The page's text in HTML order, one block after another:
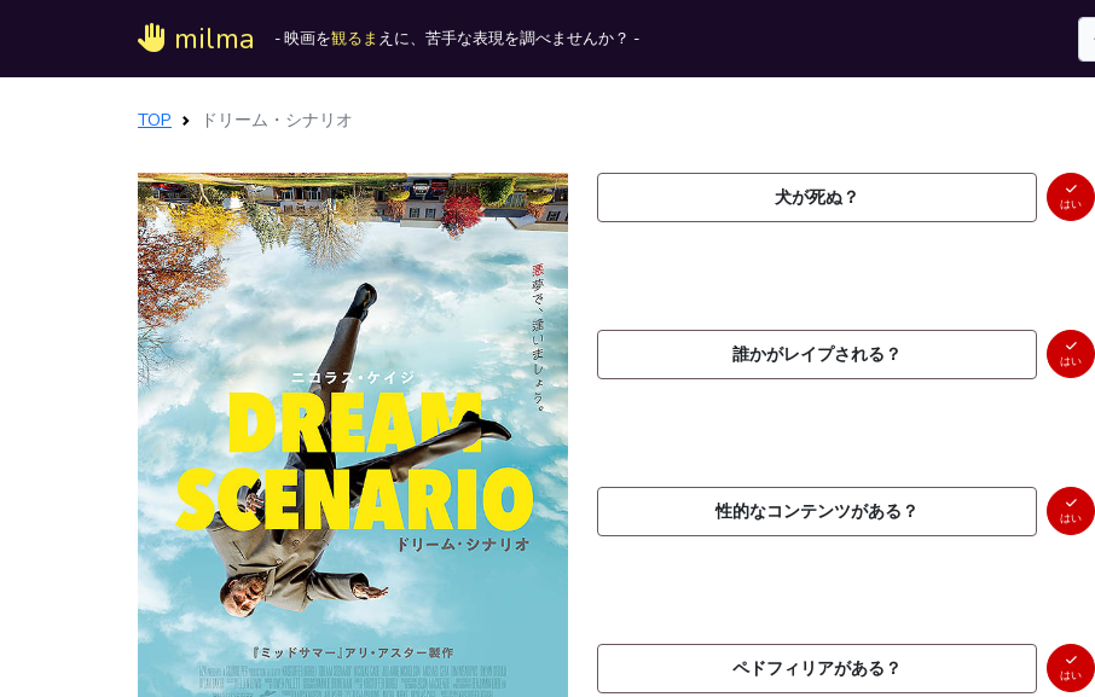
milma - 映画を観るま えに、苦手な表現を調べませんか？ -
TOP ドリーム・シナリオ
犬が死ぬ？ はい
誰かがレイプされる？ はい
性的なコンテンツがある？ はい
ペドフィリアがある？ はい